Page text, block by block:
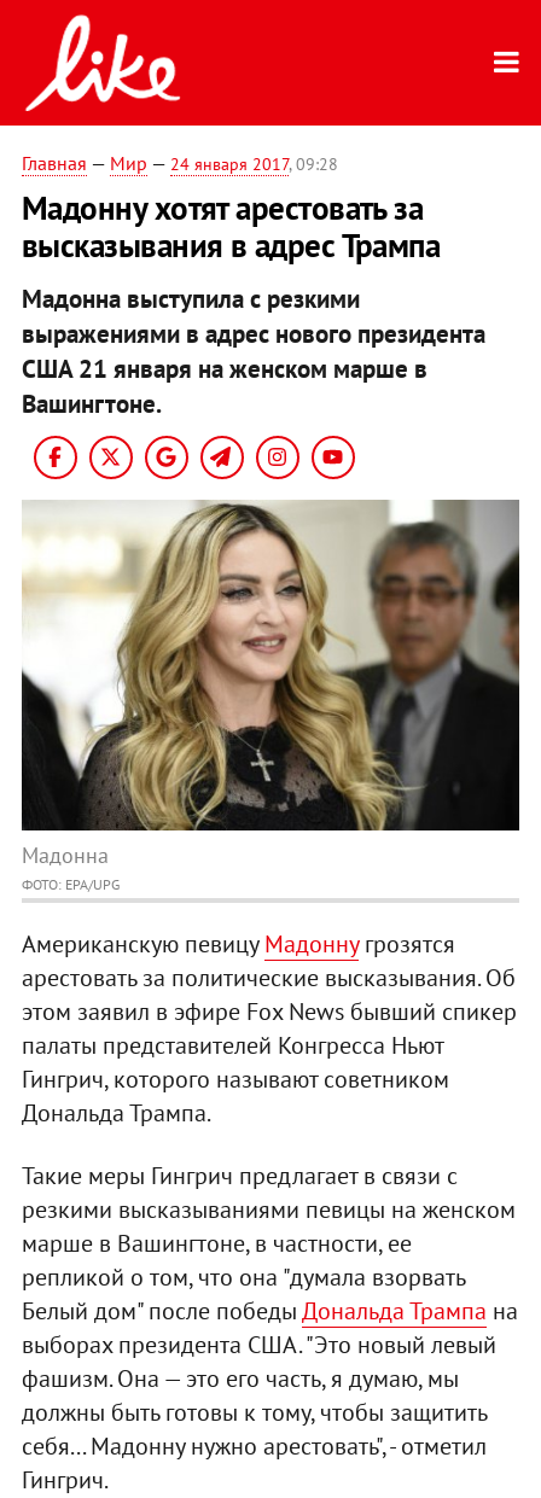
Главная — Мир — 24 января 2017, 09:28
Мадонну хотят арестовать за
высказывания в адрес Трампа
Мадонна выступила с резкими
выражениями в адрес нового президента
США 21 января на женском марше в
Вашингтоне.
Мадонна
ФОТО: EPA/UPG
Американскую певицуМадоннугрозятся
арестовать за политические высказывания. Об
этом заявил в эфире Fox News бывший спикер
палаты представителей Конгресса Ньют
Гингрич, которого называют советником
Дональда Трампа.
Такие меры Гингрич предлагает в связи с
резкими высказываниями певицы на женском
марше в Вашингтоне, в частности, ее
репликой о том, что она "думала взорвать
Белый дом" после победыДональда Трампа на
выборах президента США. "Это новый левый
фашизм. Она — это его часть, я думаю, мы
должны быть готовы к тому, чтобы защитить
себя... Мадонну нужно арестовать", - отметил
Гингрич.